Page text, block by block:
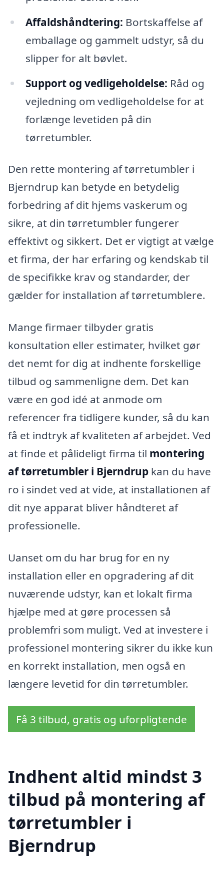
Affaldshåndtering: Bortskaffelse af
emballage og gammelt udstyr, så du
slipper for alt bøvlet.
Support og vedligeholdelse: Råd og
vejledning om vedligeholdelse for at
forlænge levetiden på din
tørretumbler.
Den rette montering af tørretumbler i
Bjerndrup kan betyde en betydelig
forbedring af dit hjems vaskerum og
sikre, at din tørretumbler fungerer
effektivt og sikkert. Det er vigtigt at vælge
et firma, der har erfaring og kendskab til
de specifikke krav og standarder, der
gælder for installation af tørretumblere.
Mange firmaer tilbyder gratis
konsultation eller estimater, hvilket gør
det nemt for dig at indhente forskellige
tilbud og sammenligne dem. Det kan
være en god idé at anmode om
referencer fra tidligere kunder, så du kan
få et indtryk af kvaliteten af arbejdet. Ved
at finde et pålideligt firma til montering
af tørretumbler i Bjerndrup kan du have
ro i sindet ved at vide, at installationen af
dit nye apparat bliver håndteret af
professionelle.
Uanset om du har brug for en ny
installation eller en opgradering af dit
nuværende udstyr, kan et lokalt firma
hjælpe med at gøre processen så
problemfri som muligt. Ved at investere i
professionel montering sikrer du ikke kun
en korrekt installation, men også en
længere levetid for din tørretumbler.
Få 3 tilbud, gratis og uforpligtende
Indhent altid mindst 3
tilbud på montering af
tørretumbler i
Bjerndrup